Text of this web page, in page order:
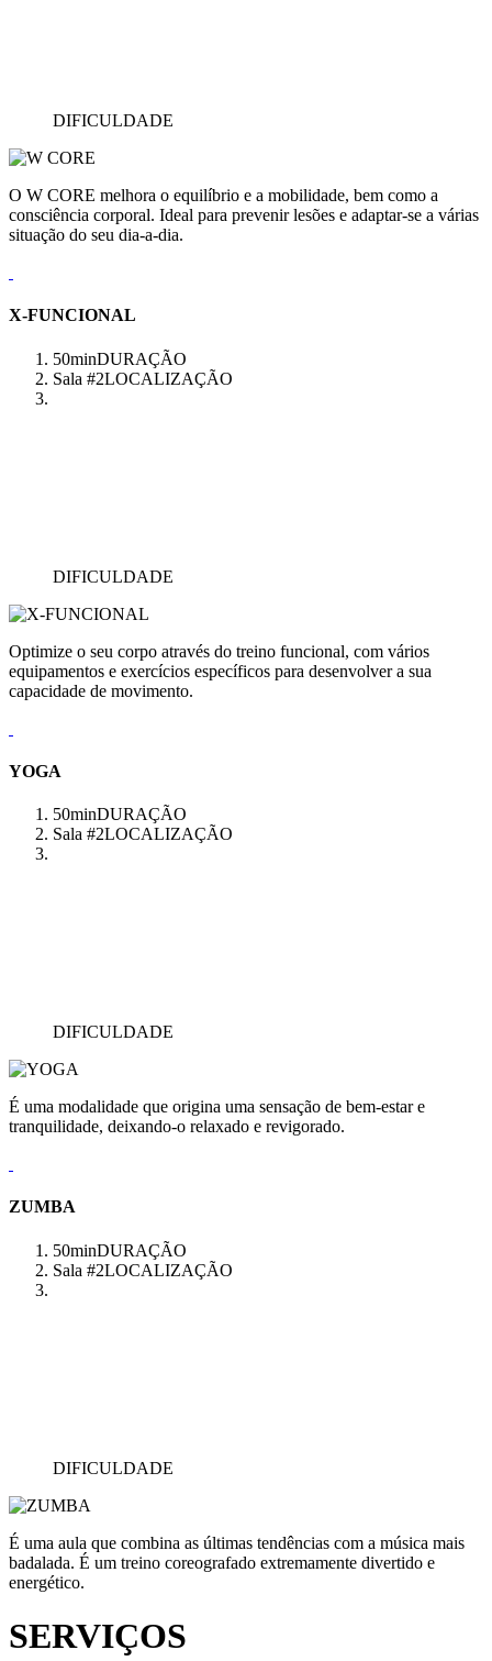
DIFICULDADE
O W CORE melhora o equilíbrio e a mobilidade, bem como a
consciência corporal. Ideal para prevenir lesões e adaptar-se a várias
situação do seu dia-a-dia.
X-FUNCIONAL
50minDURAÇÃO
Sala #2LOCALIZAÇÃO
DIFICULDADE
Optimize o seu corpo através do treino funcional, com vários
equipamentos e exercícios específicos para desenvolver a sua
capacidade de movimento.
YOGA
50minDURAÇÃO
Sala #2LOCALIZAÇÃO
DIFICULDADE
É uma modalidade que origina uma sensação de bem-estar e
tranquilidade, deixando-o relaxado e revigorado.
ZUMBA
50minDURAÇÃO
Sala #2LOCALIZAÇÃO
DIFICULDADE
É uma aula que combina as últimas tendências com a música mais
badalada. É um treino coreografado extremamente divertido e
energético.
SERVIÇOS